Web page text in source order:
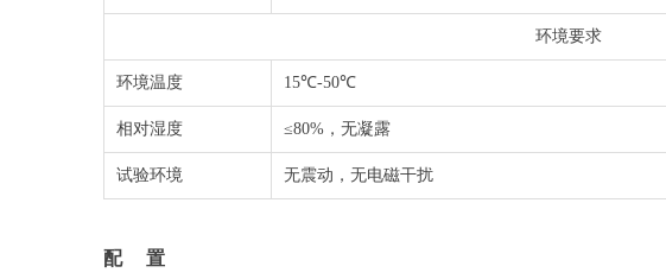
环境要求
环境温度 15℃-50℃
相对湿度 ≤80%，无凝露
试验环境 无震动，无电磁干扰
配 置